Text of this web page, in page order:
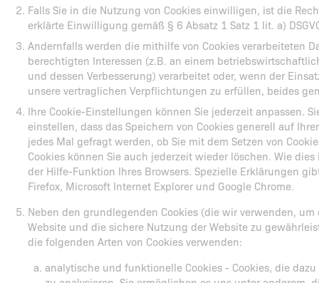
Falls Sie in die Nutzung von Cookies einwilligen, ist die
erklärte Einwilligung gemäß § 6 Absatz 1 Satz 1 lit. a)
Andernfalls werden die mithilfe von Cookies verarbeiteten
berechtigten Interessen (z.B. an einem
und dessen Verbesserung) verarbeitet oder, wenn der
unsere vertraglichen Verpflichtungen zu erfüllen, beides
Ihre Cookie-Einstellungen können Sie jederzeit anpassen.
einstellen, dass das Speichern von Cookies generell auf
jedes Mal gefragt werden, ob Sie mit dem Setzen von
Cookies können Sie auch jederzeit wieder löschen. Wie
der Hilfe-Funktion Ihres Browsers. Spezielle Erklärungen
Firefox, Microsoft Internet Explorer und Google Chrome.
Neben den grundlegenden Cookies (die wir verwenden,
Website und die sichere Nutzung der Website zu
die folgenden Arten von Cookies verwenden:
analytische und funktionelle Cookies - Cookies, die